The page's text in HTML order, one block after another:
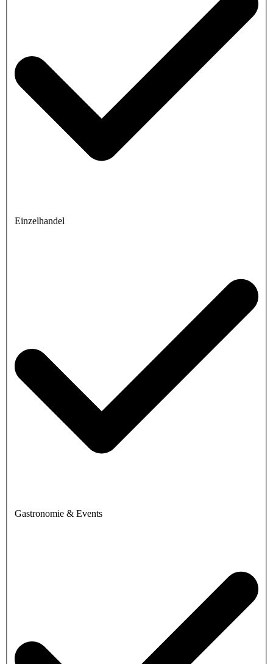
Einzelhandel
Gastronomie & Events